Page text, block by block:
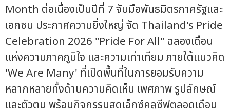
Month ต่อเนื่องเป็นปีที่ 7 จับมือพันธมิตรภาครัฐและ
เอกชน ประกาศความยิ่งใหญ่ จัด Thailand's Pride
Celebration 2026 "Pride For All" ฉลองเดือน
แห่งความภาคภูมิใจ และความเท่าเทียม ภายใต้แนวคิด
'We Are Many' ที่เปิดพื้นที่ในการยอมรับความ
หลากหลายทั้งด้านความคิดเห็น เพศภาพ รูปลักษณ์
และตัวตน พร้อมกิจกรรมสุดเอ็กซ์คลูซีฟตลอดเดือน